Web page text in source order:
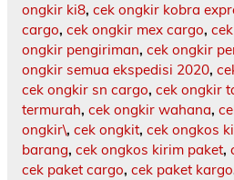
ongkir ki8, cek ongkir kobra
cargo, cek ongkir mex cargo,
ongkir pengiriman, cek ongkir
ongkir semua ekspedisi 2020,
cek ongkir sn cargo, cek ongkir
termurah, cek ongkir wahana,
ongkir\, cek ongkit, cek ongkos
barang, cek ongkos kirim paket,
cek paket cargo, cek paket kargo